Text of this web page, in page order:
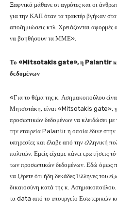
Ξαφνικά μάθανε οι αγρότες και οι
για την ΚΑΠ όταν τα τρακτέρ βγήκαν
αποζημιώσεις κτλ. Χρειάζονται αφορμές
να βοηθήσουν τα ΜΜΕ».
Το «Mitsotakis gate», η Palantir
δεδομένων
«Για το θέμα της κ. Ασημακοπούλου
Μητσοτάκη, είναι «Mitsotakis gate»,
προσωπικών δεδομένων να κλειδώσει με
την εταιρεία Palantir η οποία έδινε στην
υπηρεσίες και έλαβε από την ελληνική
πολιτών. Εμείς είχαμε κάνει ερωτήσεις
των προσωπικών δεδομένων. Εδώ όμως
να ξέρετε ότι ήδη δεκάδες Έλληνες του
δικαιοσύνη κατά της κ.
τα data από το υπουργείο Εσωτερικών